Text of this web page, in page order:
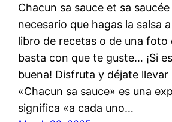
Chacun sa sauce et sa
necesario que hagas la salsa
libro de recetas o de una foto
basta con que te guste… ¡Si
buena! Disfruta y déjate
«Chacun sa sauce» es una
significa «a cada uno…